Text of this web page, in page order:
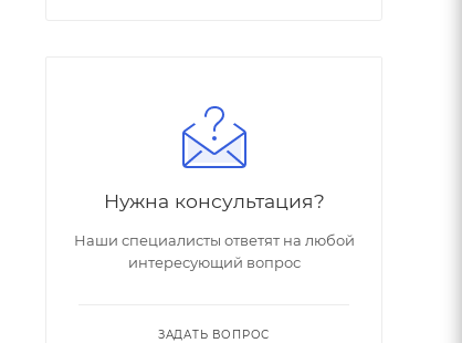
Нужна консультация?
Наши специалисты ответят на любой
интересующий вопрос
ЗАДАТЬ ВОПРОС